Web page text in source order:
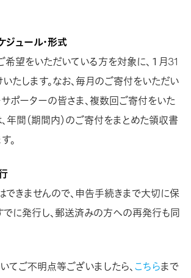
ュール・形式
望をいただいている方を対象に、１月31
たします。なお、毎月のご寄付をいただい
ポーターの皆さま、複数回ご寄付をいた
年間（期間内）のご寄付をまとめた領収書
。
きませんので、申告手続きまで大切に保
でに発行し、郵送済みの方への再発行も同
てご不明点等ございましたら、こちらまで